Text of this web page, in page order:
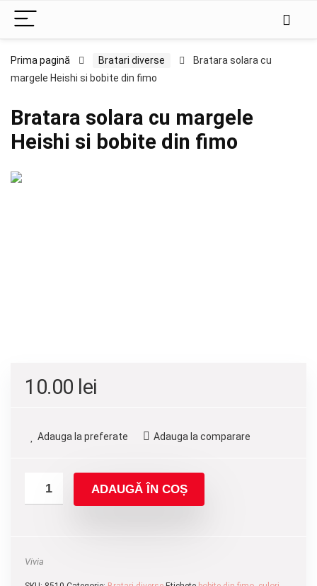
Prima pagină Bratari diverse
Bratara solara cu
margele Heishi si bobite din fimo
Bratara solara cu margele
Heishi si bobite din fimo
10.00 lei
Adauga la preferate Adauga la comparare
ADAUGĂ ÎN COȘ
Vivia